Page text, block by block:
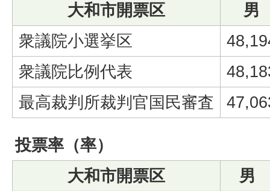
大和市開票区
男
衆議院小選挙区
衆議院比例代表
最高裁判所裁判官国民審査
投票率（率）
大和市開票区
男